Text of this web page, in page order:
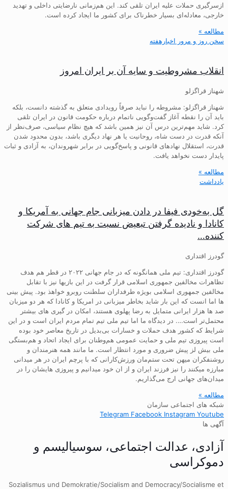
ازسرگیری حملات علیه ایران تلقی کند. این هم‌زمانی نارضایتی داخلی و تهدید
خارجی، معادله‌ای بسیار خطرناک برای کشور ما ایجاد کرده است.
مطالعه »
سخن روز و مرور اخبارهفته
انقلاب مشروطیت و سایه آن بر ایران امروز
شهناز قراگزلو
شهناز قراگزلو: مشروطه را نباید صرفاً رویدادی متعلق به گذشته دانست، بلکه
باید آن را نقطه آغاز گفت‌وگویی ناتمام درباره حکومت قانون در ایران تلقی
کرد. شاید مهم‌ترین درس آن نیز همین باشد که هیچ نظام سیاسی، صرف‌نظر از
آنکه قدرت در دست شاه، روحانیت یا هر نهاد دیگری باشد، بدون محدود شدن
قدرت، استقلال نهادهای قانونی و پاسخ‌گویی در برابر شهروندان، به آزادی و ثبات
پایدار دست نخواهد یافت.
مطالعه »
یادداشت
گل به‌خودی فیفا در دادن میزبانی جام جهانی به آمریکا و
کانادا و نادیده گرفتن تبعیض نسبت به تیم های شرکت
کننده…
گودرز اقتداری
گودرز اقتداری: تیم ملی همانگونه که در جام جهانی ۲۰۲۲ در قطر هم هدف
تظاهرات مخالفین جمهوری اسلامی قرار گرفت در این بازیها نیز با تقابل
مخالفین جمهوری اسلامی بویژه طرفداران سلطنت روبرو خواهذ بود. پیش بینی
ها اما انست که این بار شاید بخاطر میزبانی در امریکا و کانادا که هر دو میزبان
صد ها هزار ایرانی متمایل به رضا پهلوی هستند، امکان در گیری های بیشتر
محتمل‌تر است…. در دیدگاه ما اما تیم ملی تیم تمام مردم ایران است و در این
شرایط که کشور هدف حملات و خسارات بی‌بدیل در تاریخ معاصر خود بوده
است پیروزی تیم ملی و حمایت عمومی هم‌وطنان برای ایجاد اتحاد و هم‌بستگی
ملی بیش لز پیش ضروری و مورد انتظار است. ما مانند همه هنرمندان و
روشنفکران میهن تحت ستم‌مان ورزش‌کارانی که با پرچم ایران در هر میدانی
مبارزه میکنند را نیز فرزند ایران و از ان خود میدانیم و پیروزی هایشان را در
میدان‌های جهانی ارج می‌گذاریم.
مطالعه »
شبکه های اجتماعی سازمان
Telegram Facebook Instagram Youtube
آگهی ها
آزادی، عدالت اجتماعی، سوسیالیسم و
دموکراسی
Sozialismus und Demokratie/Socialism and Democracy/Socialisme et